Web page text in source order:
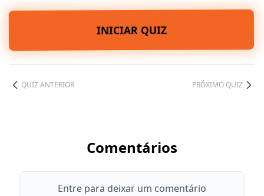
INICIAR QUIZ
QUIZ ANTERIOR PRÓXIMO QUIZ
Comentários
Entre para deixar um comentário